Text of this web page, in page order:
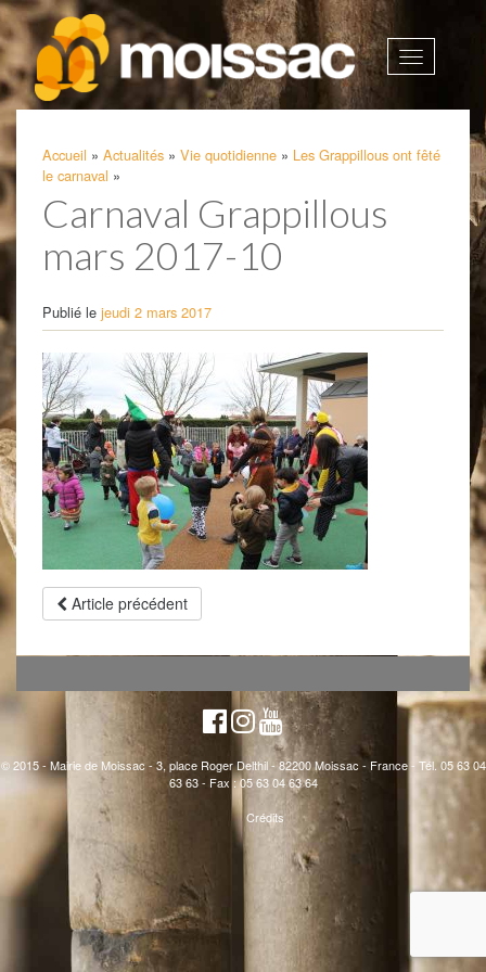
Afficher
Accueil » Actualités » Vie quotidienne » Les Grappillous ont fêté
le carnaval »
Carnaval Grappillous
mars 2017-10
Publié le jeudi 2 mars 2017
Article précédent
© 2015 - Mairie de Moissac - 3, place Roger Delthil - 82200 Moissac - France - Tél. 05 63 04
63 63 - Fax : 05 63 04 63 64
Crédits